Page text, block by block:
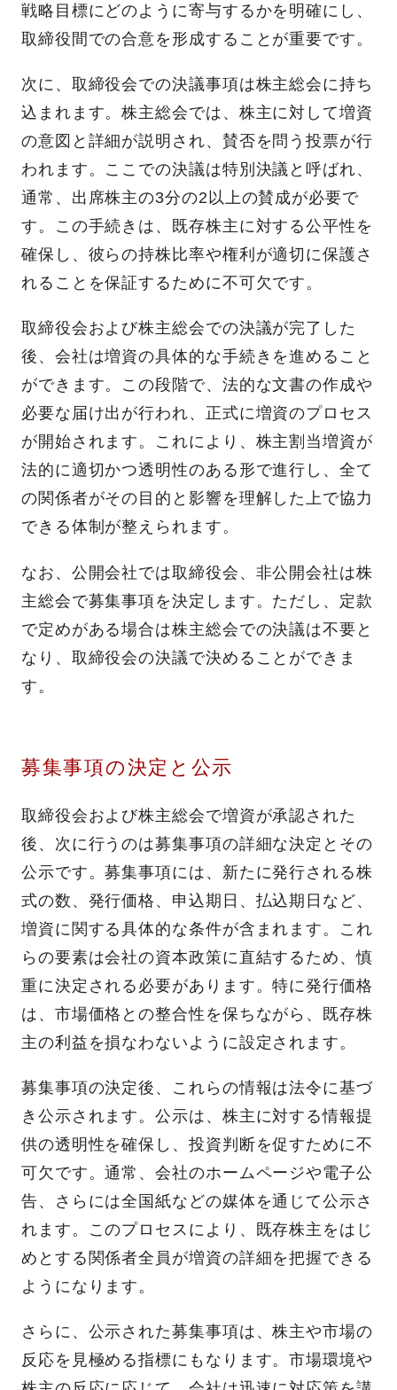
戦略目標にどのように寄与するかを明確にし、
取締役間での合意を形成することが重要です。
次に、取締役会での決議事項は株主総会に持ち
込まれます。株主総会では、株主に対して増資
の意図と詳細が説明され、賛否を問う投票が行
われます。ここでの決議は特別決議と呼ばれ、
通常、出席株主の3分の2以上の賛成が必要で
す。この手続きは、既存株主に対する公平性を
確保し、彼らの持株比率や権利が適切に保護さ
れることを保証するために不可欠です。
取締役会および株主総会での決議が完了した
後、会社は増資の具体的な手続きを進めること
ができます。この段階で、法的な文書の作成や
必要な届け出が行われ、正式に増資のプロセス
が開始されます。これにより、株主割当増資が
法的に適切かつ透明性のある形で進行し、全て
の関係者がその目的と影響を理解した上で協力
できる体制が整えられます。
なお、公開会社では取締役会、非公開会社は株
主総会で募集事項を決定します。ただし、定款
で定めがある場合は株主総会での決議は不要と
なり、取締役会の決議で決めることができま
す。
募集事項の決定と公示
取締役会および株主総会で増資が承認された
後、次に行うのは募集事項の詳細な決定とその
公示です。募集事項には、新たに発行される株
式の数、発行価格、申込期日、払込期日など、
増資に関する具体的な条件が含まれます。これ
らの要素は会社の資本政策に直結するため、慎
重に決定される必要があります。特に発行価格
は、市場価格との整合性を保ちながら、既存株
主の利益を損なわないように設定されます。
募集事項の決定後、これらの情報は法令に基づ
き公示されます。公示は、株主に対する情報提
供の透明性を確保し、投資判断を促すために不
可欠です。通常、会社のホームページや電子公
告、さらには全国紙などの媒体を通じて公示さ
れます。このプロセスにより、既存株主をはじ
めとする関係者全員が増資の詳細を把握できる
ようになります。
さらに、公示された募集事項は、株主や市場の
反応を見極める指標にもなります。市場環境や